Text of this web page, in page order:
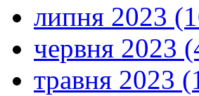
липня 2023
червня 2023
травня 2023